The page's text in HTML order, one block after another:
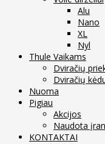
Alu
Nano
XL
Nyl
Thule Vaikams
Dviračių
Dviračių
Nuoma
Pigiau
Akcijos
Naudota
KONTAKTAI